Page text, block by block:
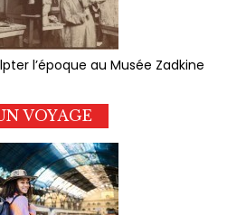
l’époque au Musée Zadkine
VOYAGE